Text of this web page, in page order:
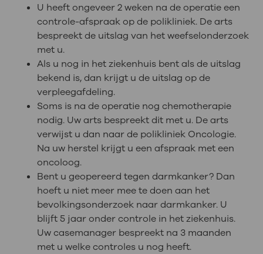
U heeft ongeveer 2 weken na de operatie een
controle-afspraak op de polikliniek. De arts
bespreekt de uitslag van het weefselonderzoek
met u.
Als u nog in het ziekenhuis bent als de uitslag
bekend is, dan krijgt u de uitslag op de
verpleegafdeling.
Soms is na de operatie nog chemotherapie
nodig. Uw arts bespreekt dit met u. De arts
verwijst u dan naar de polikliniek Oncologie.
Na uw herstel krijgt u een afspraak met een
oncoloog.
Bent u geopereerd tegen darmkanker? Dan
hoeft u niet meer mee te doen aan het
bevolkingsonderzoek naar darmkanker. U
blijft 5 jaar onder controle in het ziekenhuis.
Uw casemanager bespreekt na 3 maanden
met u welke controles u nog heeft.